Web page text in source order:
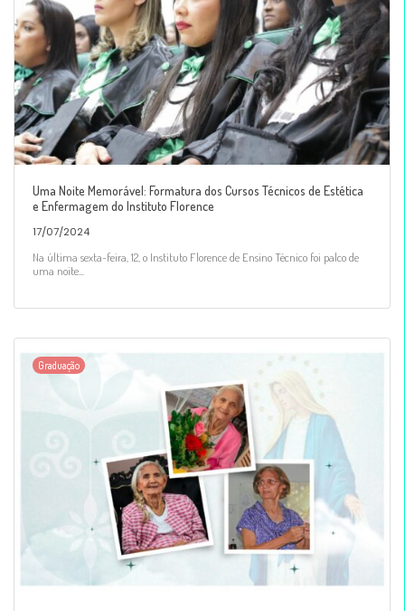
Uma Noite Memorável: Formatura dos Cursos Técnicos de Estética
e Enfermagem do Instituto Florence
17/07/2024
Na última sexta-feira, 12, o Instituto Florence de Ensino Técnico foi palco de
uma noite...
Graduação